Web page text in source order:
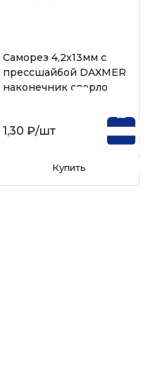
Саморез 4,2х13мм с
прессшайбой DAXMER
наконечник сверло
1,30 ₽/шт
Купить